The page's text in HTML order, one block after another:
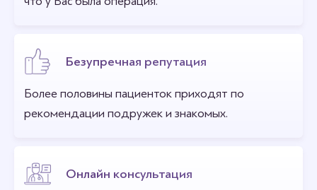
Безупречная репутация
Более половины пациенток приходят по
рекомендации подружек и знакомых.
Онлайн консультация